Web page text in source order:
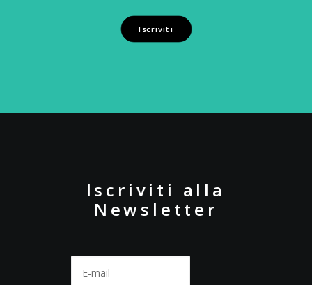
Iscriviti
Iscriviti alla
Newsletter